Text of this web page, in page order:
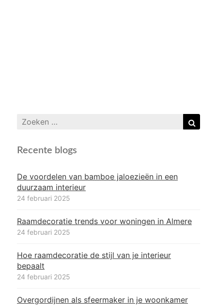
Zoeken
Recente blogs
De voordelen van bamboe jaloezieën in een
duurzaam interieur
24 februari 2025
Raamdecoratie trends voor woningen in Almere
24 februari 2025
Hoe raamdecoratie de stijl van je interieur
bepaalt
24 februari 2025
Overgordijnen als sfeermaker in je woonkamer